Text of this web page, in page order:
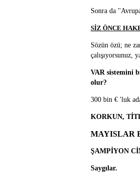
Sonra da
SİZ ÖNCE
Sözün özü; ne
çalışıyorsunuz,
VAR sistemini
olur?
300 bin € 'luk
KORKUN,
MAYISLAR
ŞAMPİYON
Saygılar.